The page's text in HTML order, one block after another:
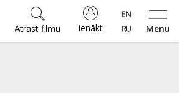
Menu
Ienākt
Atrast filmu